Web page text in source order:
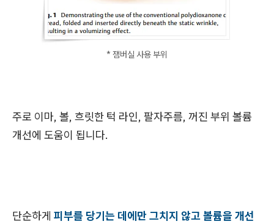
* 잼버실 사용 부위
주로 이마, 볼, 흐릿한 턱 라인, 팔자주름, 꺼진 부위 볼륨
개선에 도움이 됩니다.
단순하게 피부를 당기는 데에만 그치지 않고 볼륨을 개선